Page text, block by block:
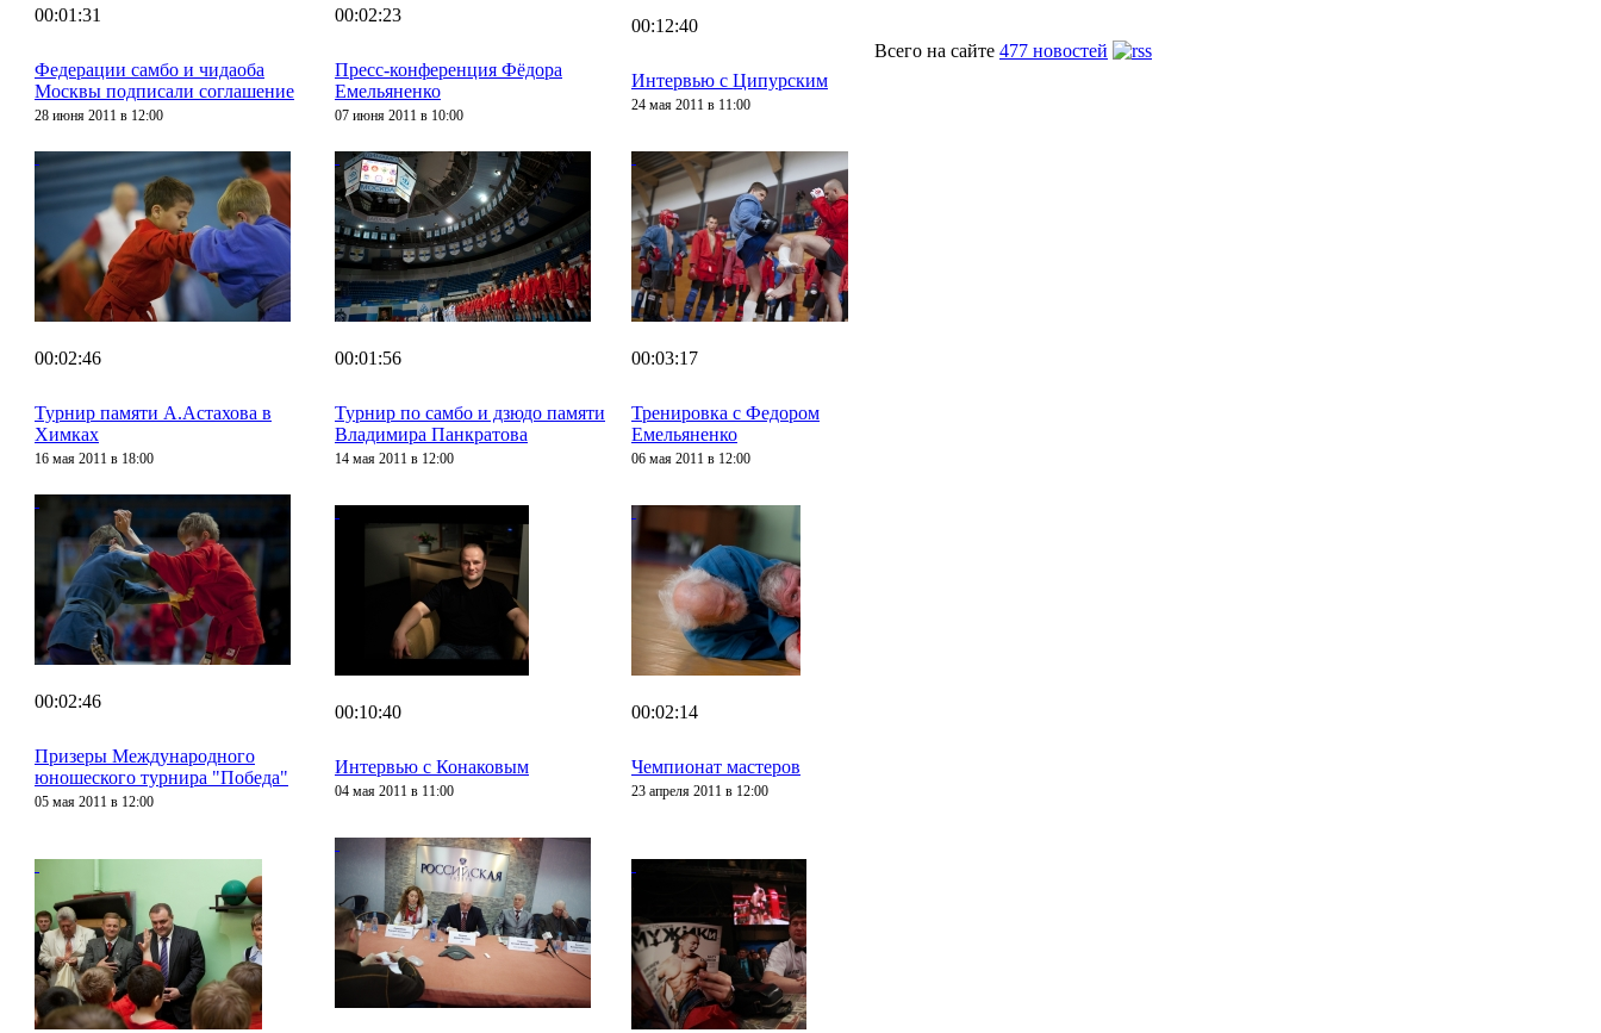
00:01:31
Федерации самбо и чидаоба
Москвы подписали соглашение
28 июня 2011 в 12:00
00:02:23
Пресс-конференция Фёдора
Емельяненко
07 июня 2011 в 10:00
00:12:40
Интервью с Ципурским
24 мая 2011 в 11:00
00:02:46
Турнир памяти А.Астахова в
Химках
16 мая 2011 в 18:00
00:01:56
Турнир по самбо и дзюдо памяти
Владимира Панкратова
14 мая 2011 в 12:00
00:03:17
Тренировка с Федором
Емельяненко
06 мая 2011 в 12:00
00:02:46
Призеры Международного
юношеского турнира "Победа"
05 мая 2011 в 12:00
00:10:40
Интервью с Конаковым
04 мая 2011 в 11:00
00:02:14
Чемпионат мастеров
23 апреля 2011 в 12:00
Всего на сайте 477 новостей